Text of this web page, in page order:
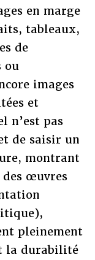
en marge
tableaux,
de
ou
images
et
n’est pas
de saisir un
montrant
œuvres
pleinement
la durabilité